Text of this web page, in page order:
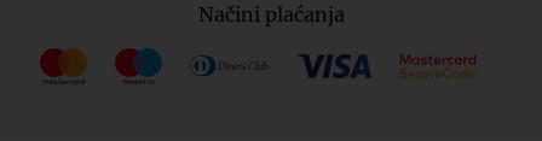
Načini plaćanja